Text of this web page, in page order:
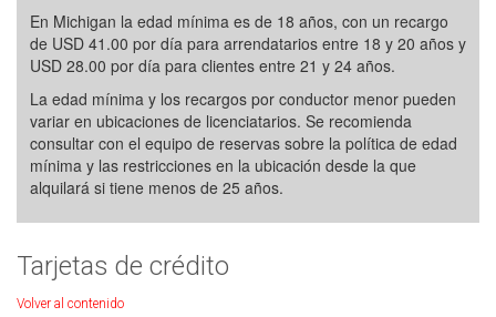
En Michigan la edad mínima es de 18 años, con un recargo
de USD 41.00 por día para arrendatarios entre 18 y 20 años y
USD 28.00 por día para clientes entre 21 y 24 años.
La edad mínima y los recargos por conductor menor pueden
variar en ubicaciones de licenciatarios. Se recomienda
consultar con el equipo de reservas sobre la política de edad
mínima y las restricciones en la ubicación desde la que
alquilará si tiene menos de 25 años.
Tarjetas de crédito
Volver al contenido